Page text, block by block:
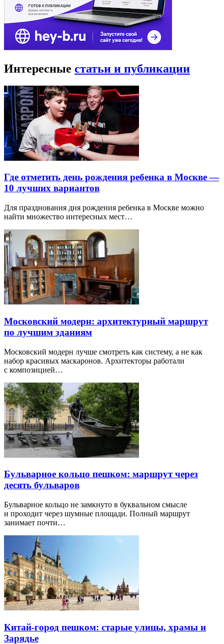
Интересные статьи и публикации
Где отметить день рождения ребенка в Москве —
10 лучших вариантов
Для празднования дня рождения ребенка в Москве можно
найти множество интересных мест…
Московский модерн: архитектурный маршрут
по лучшим зданиям
Московский модерн лучше смотреть как систему, а не как
набор красивых маскаронов. Архитекторы работали
с композицией…
Бульварное кольцо пешком: маршрут через
десять бульваров
Бульварное кольцо не замкнуто в буквальном смысле
и проходит через шумные площади. Полный маршрут
занимает почти…
Китай-город пешком: старые улицы, храмы и
Зарядье